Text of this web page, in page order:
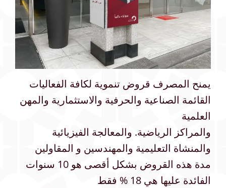
يمنح المصرف قروض تنموية لكافة الفعاليات
القائمة الصناعية والحرفية والاستثمارية والمهن
العلمية
والمراكز الرياضية. والمعالجة الفيزيائية
والمنشاة التعليمية والمهندسين و المقاولين
مدة هذه القروض بشكل أقصى هو 10 سنوات
الفائدة عليها هي 18 % فقط